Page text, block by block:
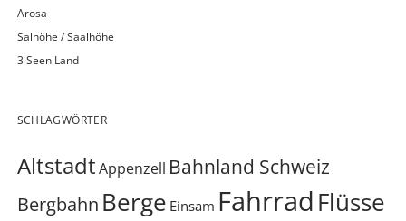
Arosa
Salhöhe / Saalhöhe
3 Seen Land
SCHLAGWÖRTER
AltstadtAppenzell Bahnland Schweiz
Bergbahn Berge Einsam FahrradFlüsse